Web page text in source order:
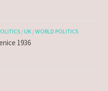
/UK /WORLD POLITICS
1936